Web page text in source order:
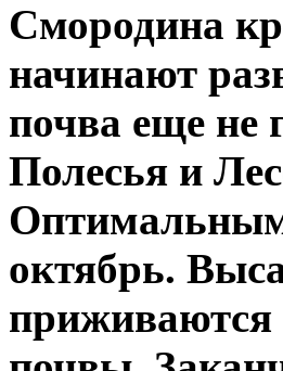
Смородина
начинают
почва еще не
Полесья и
Оптимальным
октябрь.
приживаются